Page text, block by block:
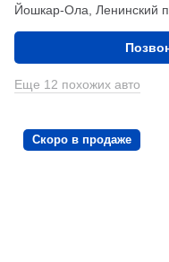
Йошкар-Ола, Ленинский
Еще 12 похожих авто
Скоро в продаже